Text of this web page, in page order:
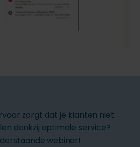
zorgt dat je klanten niet
dankzij optimale service?
webinar!